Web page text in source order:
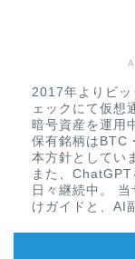
2017年よりビッ
ェックにて仮想
暗号資産を運用
保有銘柄はBTC
本方針としてい
また、
日々継続中。
けガイドと、AI